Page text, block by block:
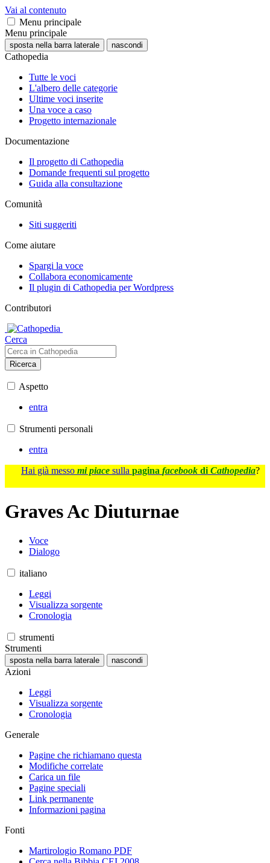
Vai al contenuto
Menu principale
Menu principale
sposta nella barra laterale nascondi
Cathopedia
Tutte le voci
L'albero delle categorie
Ultime voci inserite
Una voce a caso
Progetto internazionale
Documentazione
Il progetto di Cathopedia
Domande frequenti sul progetto
Guida alla consultazione
Comunità
Siti suggeriti
Come aiutare
Spargi la voce
Collabora economicamente
Il plugin di Cathopedia per Wordpress
Contributori
Cerca
Ricerca
Aspetto
entra
Strumenti personali
entra
Hai già messo mi piace sulla pagina facebook di Cathopedia?
Graves Ac Diuturnae
Voce
Dialogo
italiano
Leggi
Visualizza sorgente
Cronologia
strumenti
Strumenti
sposta nella barra laterale nascondi
Azioni
Leggi
Visualizza sorgente
Cronologia
Generale
Pagine che richiamano questa
Modifiche correlate
Carica un file
Pagine speciali
Link permanente
Informazioni pagina
Fonti
Martirologio Romano PDF